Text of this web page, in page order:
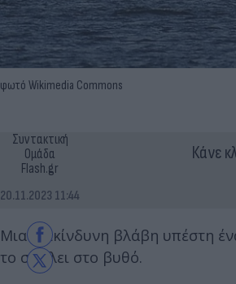
φωτό Wikimedia Commons
Συντακτική
Ομάδα
Flash.gr
20.11.2023 11:44
Κάνε
Μια επικίνδυνη βλάβη υπέστη
το στείλει στο βυθό.